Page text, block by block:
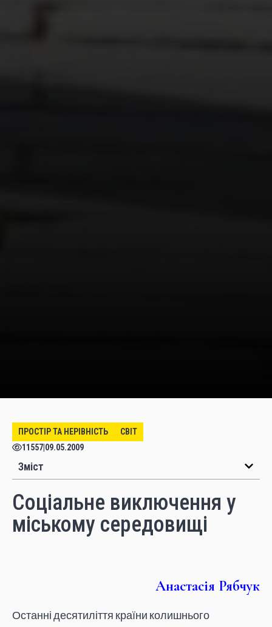
ПРОСТІР ТА НЕРІВНІСТЬ
СВІТ
11557 09.05.2009
Зміст
Соціальне виключення у
міському середовищі
Анастасія Рябчук
Останні десятиліття країни колишнього